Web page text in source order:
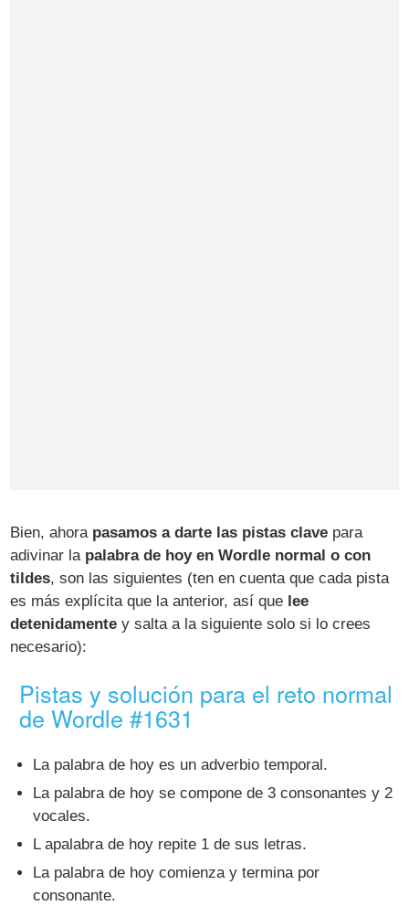
Bien, ahora pasamos a darte las pistas clave para
adivinar la palabra de hoy en Wordle normal o con
tildes, son las siguientes (ten en cuenta que cada pista
es más explícita que la anterior, así que lee
detenidamente y salta a la siguiente solo si lo crees
necesario):
Pistas y solución para el reto normal
de Wordle #1631
La palabra de hoy es un adverbio temporal.
La palabra de hoy se compone de 3 consonantes y 2
vocales.
L apalabra de hoy repite 1 de sus letras.
La palabra de hoy comienza y termina por
consonante.